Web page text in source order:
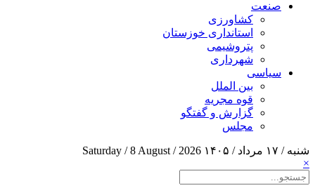
صنعت
کشاورزی
استانداری خوزستان
پتروشیمی
شهرداری
سیاسی
بین الملل
قوه مجریه
گزارش و گفتگو
مجلس
شنبه / ۱۷ مرداد / ۱۴۰۵
Saturday / 8 August / 2026
×